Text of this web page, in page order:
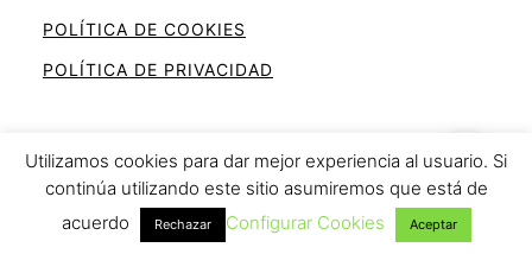
POLÍTICA DE COOKIES
POLÍTICA DE PRIVACIDAD
Ahorra en la cesta de la compra
Utilizamos cookies para dar mejor experiencia al usuario. Si
continúa utilizando este sitio asumiremos que está de
acuerdo
Rechazar Configurar Cookies Aceptar